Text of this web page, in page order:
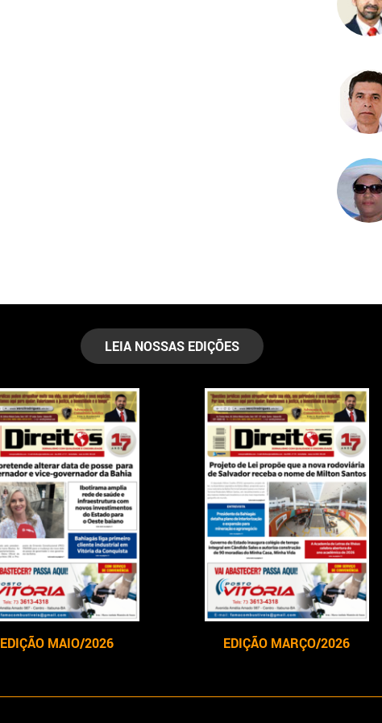
LEIA NOSSAS EDIÇÕES
EDIÇÃO MAIO/2026 EDIÇÃO MARÇO/2026